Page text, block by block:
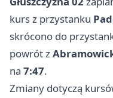
kurs z przystanku
skrócono do
powrót z
na 7:47.
Zmiany dotyczą